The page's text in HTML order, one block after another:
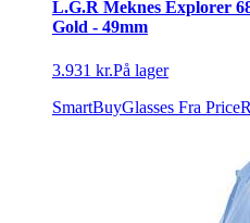
L.G.R Meknes Explorer
Gold - 49mm
3.931 kr.På lager
SmartBuyGlasses Fra